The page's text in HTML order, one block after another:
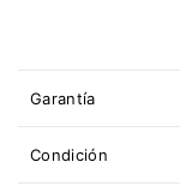
Garantía
Condición